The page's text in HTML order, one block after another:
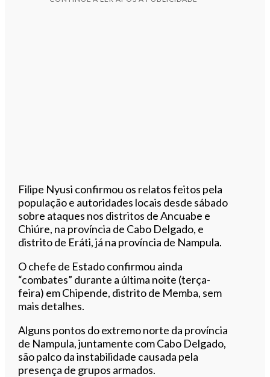
Filipe Nyusi confirmou os relatos feitos pela
população e autoridades locais desde sábado
sobre ataques nos distritos de Ancuabe e
Chiúre, na província de Cabo Delgado, e
distrito de Eráti, já na província de Nampula.
O chefe de Estado confirmou ainda
“combates” durante a última noite (terça-
feira) em Chipende, distrito de Memba, sem
mais detalhes.
Alguns pontos do extremo norte da província
de Nampula, juntamente com Cabo Delgado,
são palco da instabilidade causada pela
presença de grupos armados.